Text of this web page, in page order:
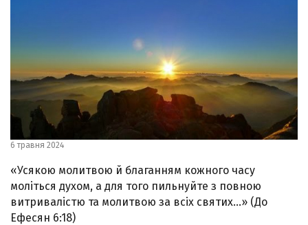
6 травня 2024
«Усякою молитвою й благанням кожного часу
моліться духом, а для того пильнуйте з повною
витривалістю та молитвою за всіх святих…» (До
Ефесян 6:18)